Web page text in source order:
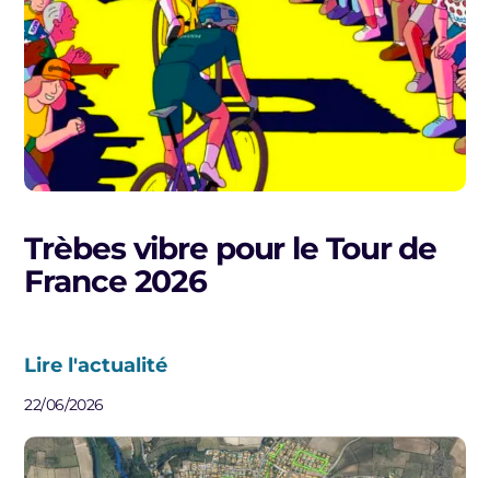
Trèbes vibre pour le Tour de
France 2026
Lire l'actualité
22/06/2026